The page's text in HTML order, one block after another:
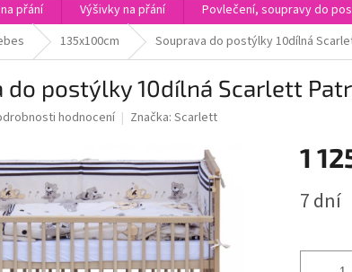
přání Výšivky na přání Povlečení, soupravy do
135x100cm Souprava do postýlky 10dílná
do postýlky 10dílná Scarlett
hodnocení Značka: Scarlett
1
cena:
7 dní